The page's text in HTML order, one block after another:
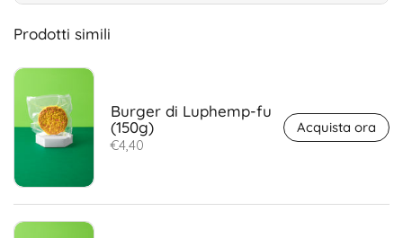
Prodotti simili
Burger di Luphemp-fu
(150g)
€4,40
Acquista ora